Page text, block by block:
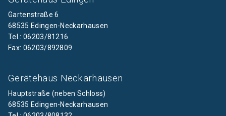
Gartenstraße 6
68535 Edingen-Neckarhausen
Tel.: 06203/81216
Fax: 06203/892809
Gerätehaus Neckarhausen
Hauptstraße (neben Schloss)
68535 Edingen-Neckarhausen